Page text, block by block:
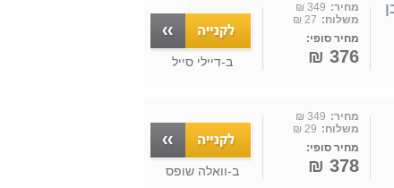
מחיר: 349 ₪
משלוח: 27 ₪
מחיר סופי:
376 ₪ ב-דיילי סייל
מחיר: 349 ₪
משלוח: 29 ₪
מחיר סופי:
378 ₪ ב-וואלה שופס